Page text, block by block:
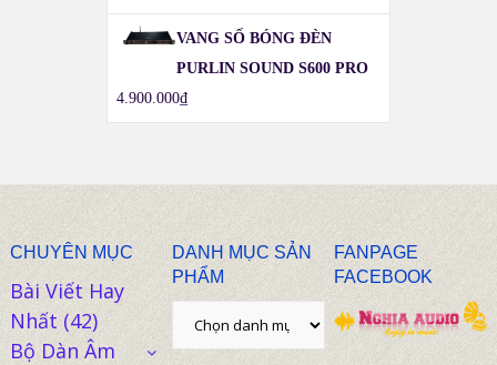
VANG SỐ BÓNG ĐÈN
PURLIN SOUND S600 PRO
4.900.000₫
CHUYÊN MỤC
Bài Viết Hay
Nhất(42)
Bộ Dàn Âm
DANH MỤC SẢN
PHẨM
FANPAGE
FACEBOOK